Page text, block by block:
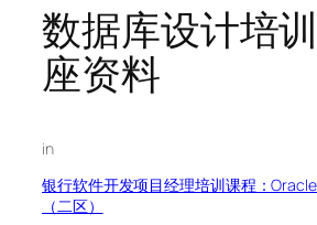
数据库设计培
座资料
in
银行软件开发项目经理培训课程：
（二区）